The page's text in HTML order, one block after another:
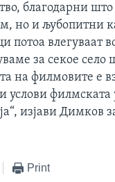
благодарни
но и љубопитни
потоа влегуваат
за секое село
на филмовите е
филмската
изјави Димков
Print